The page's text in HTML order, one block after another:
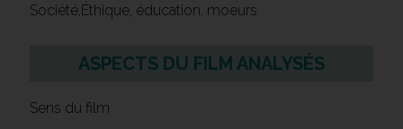
Société,Éthique, éducation, moeurs
ASPECTS DU FILM ANALYSÉS
Sens du film